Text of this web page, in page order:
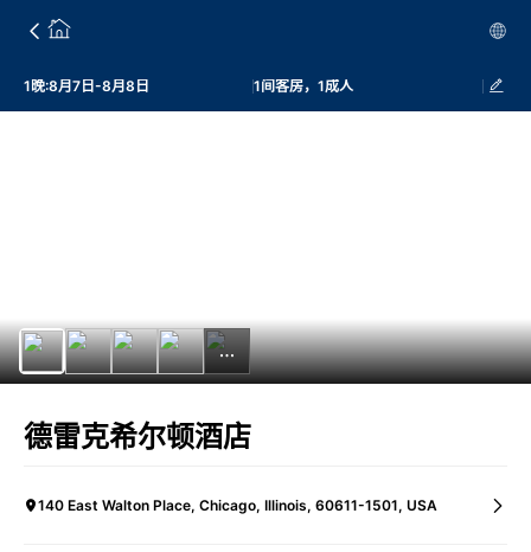
1晚:8月7日-8月8日 1间客房，1成人
德雷克希尔顿酒店
140 East Walton Place, Chicago, Illinois, 60611-1501, USA